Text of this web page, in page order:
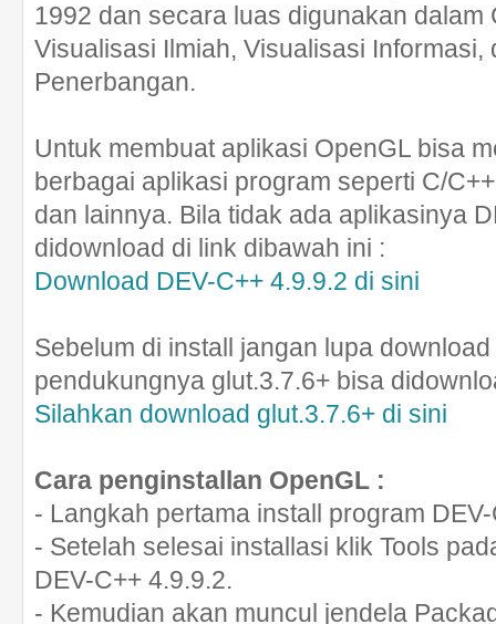
1992 dan secara luas digunakan dalam
Visualisasi Ilmiah, Visualisasi Informasi,
Penerbangan.
Untuk membuat aplikasi OpenGL bisa
berbagai aplikasi program seperti C/
dan lainnya. Bila tidak ada aplikasinya
didownload di link dibawah ini :
Download DEV-C++ 4.9.9.2 di sini
Sebelum di install jangan lupa
pendukungnya glut.3.7.6+ bisa
Silahkan download glut.3.7.6+ di sini
Cara penginstallan OpenGL :
- Langkah pertama install program
- Setelah selesai installasi klik Tools
DEV-C++ 4.9.9.2.
- Kemudian akan muncul jendela